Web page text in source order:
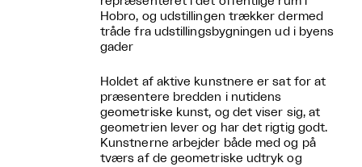
Hobro, og udstillingen trækker dermed
tråde fra udstillingsbygningen ud i byens
gader
Holdet af aktive kunstnere er sat for at
præsentere bredden i nutidens
geometriske kunst, og det viser sig, at
geometrien lever og har det rigtig godt.
Kunstnerne arbejder både med og på
tværs af de geometriske udtryk og